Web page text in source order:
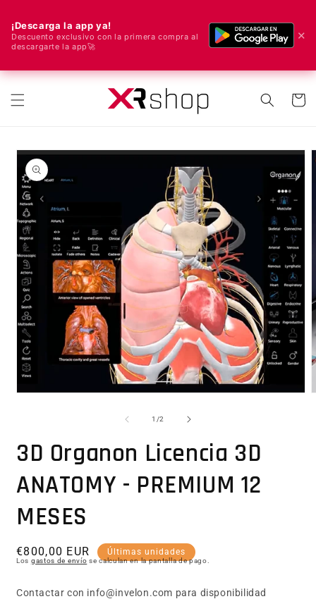
¡Descarga la app ya!
Descuento exclusivo con la primera compra al
descargarte la app🚀
✕
🌍 ¡Enviamos a todo el mundo! 🚀📦
Carrito
a la información del producto
1 /de
2
3D Organon Licencia 3D
ANATOMY - PREMIUM 12
MESES
Precio habitual
€800,00 EUR Últimas unidades
Los gastos de envío se calculan en la pantalla de pago.
Contactar con info@invelon.com para disponibilidad